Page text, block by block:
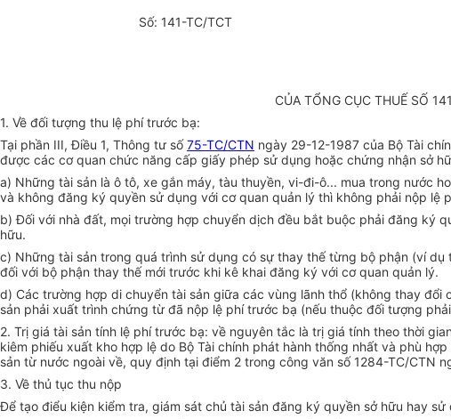
Số: 141-TC/TCT
CỦA TỔNG CỤC THUẾ SỐ
1. Về đối tượng thu lệ phí trước bạ:
Tại phần III, Điều 1, Thông tư số75-TC/CTN ngày 29-12-1987 của Bộ Tài
được các cơ quan chức năng cấp giấy phép sử dụng hoặc chứng nhận sở
a) Những tài sản là ô tô, xe gắn máy, tàu thuyền, vi-đi-ô... mua trong nước
và không đăng ký quyền sử dụng với cơ quan quản lý thì không phải nộp lệ
b) Đối với nhà đất, mọi trường hợp chuyển dịch đều bắt buộc phải đăng ký
hữu.
c) Những tài sản trong quá trình sử dụng có sự thay thế từng bộ phận (ví
đối với bộ phận thay thế mới trước khi kê khai đăng ký với cơ quan quản lý.
d) Các trường hợp di chuyển tài sản giữa các vùng lãnh thổ (không thay
sản phải xuất trình chứng từ đã nộp lệ phí trước bạ (nếu thuộc đối tượng
2. Trị giá tài sản tính lệ phí trước bạ: về nguyên tắc là trị giá tính theo thời
kiêm phiếu xuất kho hợp lệ do Bộ Tài chính phát hành thống nhất và phù
sản từ nước ngoài về, quy định tại điểm 2 trong công văn số 1284-TC/CTN
3. Về thủ tục thu nộp
Để tạo điểu kiện kiểm tra, giám sát chủ tài sản đăng ký quyền sở hữu hay